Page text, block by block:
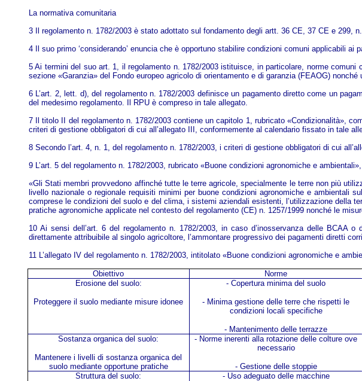
La normativa comunitaria
3 Il regolamento n. 1782/2003 è stato adottato sul fondamento degli artt. 36 CE, 37 CE e 299,
4 Il suo primo ‘considerando’ enuncia che è opportuno stabilire condizioni comuni applicabili
5 Ai termini del suo art. 1, il regolamento n. 1782/2003 istituisce, in particolare, norme
sezione «Garanzia» del Fondo europeo agricolo di orientamento e di garanzia (FEAOG)
6 L’art. 2, lett. d), del regolamento n. 1782/2003 definisce un pagamento diretto come un
del medesimo regolamento. Il RPU è compreso in tale allegato.
7 Il titolo II del regolamento n. 1782/2003 contiene un capitolo 1, rubricato «Condizionalità»,
criteri di gestione obbligatori di cui all’allegato III, conformemente al calendario fissato in tale
8 Secondo l’art. 4, n. 1, del regolamento n. 1782/2003, i criteri di gestione obbligatori di cui
9 L’art. 5 del regolamento n. 1782/2003, rubricato «Buone condizioni agronomiche e
«Gli Stati membri provvedono affinché tutte le terre agricole, specialmente le terre non più
livello nazionale o regionale requisiti minimi per buone condizioni agronomiche e ambientali
comprese le condizioni del suolo e del clima, i sistemi aziendali esistenti, l’utilizzazione della
pratiche agronomiche applicate nel contesto del regolamento (CE) n. 1257/1999 nonché le
10 Ai sensi dell’art. 6 del regolamento n. 1782/2003, in caso d’inosservanza delle BCAA
direttamente attribuibile al singolo agricoltore, l’ammontare progressivo dei pagamenti diretti
11 L’allegato IV del regolamento n. 1782/2003, intitolato «Buone condizioni agronomiche e
Obiettivo
Norme
Erosione del suolo:
Proteggere il suolo mediante misure idonee
- Copertura minima del suolo
- Minima gestione delle terre che rispetti le
condizioni locali specifiche
- Mantenimento delle terrazze
Sostanza organica del suolo:
Mantenere i livelli di sostanza organica del
suolo mediante opportune pratiche
- Norme inerenti alla rotazione delle colture ove
necessario
- Gestione delle stoppie
Struttura del suolo:
- Uso adeguato delle macchine